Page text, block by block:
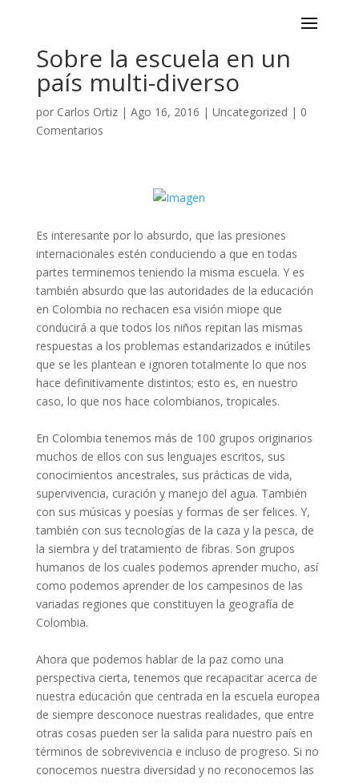
Sobre la escuela en un
país multi-diverso
por Carlos Ortiz| Ago 16, 2016 | Uncategorized | 0
Comentarios
​Es interesante por lo absurdo, que las presiones
internacionales estén conduciendo a que en todas
partes terminemos teniendo la misma escuela. Y es
también absurdo que las autoridades de la educación
en Colombia no rechacen esa visión miope que
conducirá a que todos los niños repitan las mismas
respuestas a los problemas estandarizados e inútiles
que se les plantean e ignoren totalmente lo que nos
hace definitivamente distintos; esto es, en nuestro
caso, lo que nos hace colombianos, tropicales.
En Colombia tenemos más de 100 grupos originarios
muchos de ellos con sus lenguajes escritos, sus
conocimientos ancestrales, sus prácticas de vida,
supervivencia, curación y manejo del agua. También
con sus músicas y poesías y formas de ser felices. Y,
también con sus tecnologías de la caza y la pesca, de
la siembra y del tratamiento de fibras. Son grupos
humanos de los cuales podemos aprender mucho, así
como podemos aprender de los campesinos de las
variadas regiones que constituyen la geografía de
Colombia.
Ahora que podemos hablar de la paz como una
perspectiva cierta, tenemos que recapacitar acerca de
nuestra educación que centrada en la escuela europea
de siempre desconoce nuestras realidades, que entre
otras cosas pueden ser la salida para nuestro país en
términos de sobrevivencia e incluso de progreso. Si no
conocemos nuestra diversidad y no reconocemos las